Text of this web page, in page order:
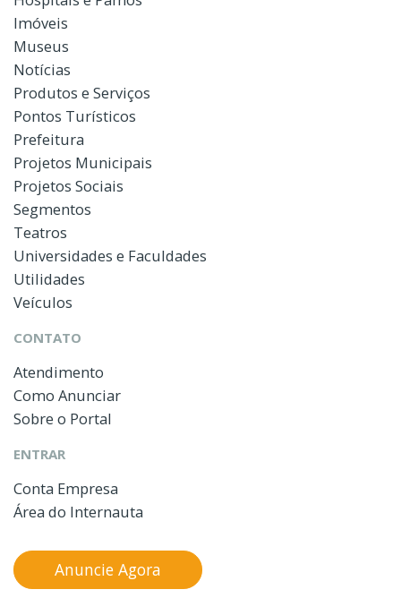
Imóveis
Museus
Notícias
Produtos e Serviços
Pontos Turísticos
Prefeitura
Projetos Municipais
Projetos Sociais
Segmentos
Teatros
Universidades e Faculdades
Utilidades
Veículos
CONTATO
Atendimento
Como Anunciar
Sobre o Portal
ENTRAR
Conta Empresa
Área do Internauta
Anuncie Agora